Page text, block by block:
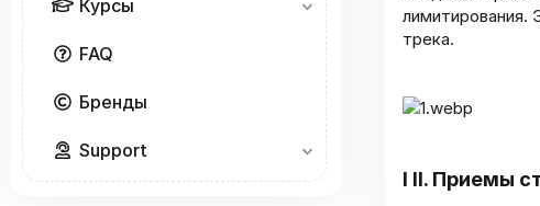
Курсы
FAQ
Бренды
Support
лимитирования.
трека.
I II. Приемы